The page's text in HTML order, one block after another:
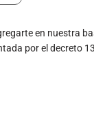
en nuestra
por el decreto